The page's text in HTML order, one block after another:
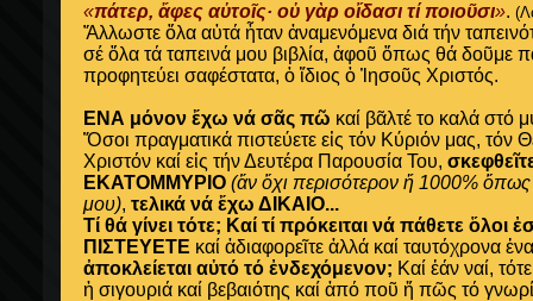
«πάτερ, ἄφες αὐτοῖς· οὐ γὰρ οἴδασι τί ποιοῦσι».
Ἄλλωστε ὅλα αὐτά ἦταν ἀναμενόμενα διά τήν
σέ ὅλα τά ταπεινά μου βιβλία, ἀφοῦ ὅπως θά δοῦμε
προφητεύει σαφέστατα, ὁ ἴδιος ὁ Ἰησοῦς Χριστός.
ΕΝΑ μόνον ἔχω νά σᾶς πῶ καί βᾶλτέ το καλά στό
Ὅσοι πραγματικά πιστεύετε εἰς τόν Κύριόν μας,
Χριστόν καί εἰς τήν Δευτέρα Παρουσία Του, σ
ΕΚΑΤΟΜΜΥΡΙΟ (ἄν ὄχι περισότερον ἤ 1000% ὅπως
μου), τελικά νά ἔχω ΔΙΚΑΙΟ...
Τί θά γίνει τότε; Καί τί πρόκειται νά πάθετε ὅλοι
ΠΙΣΤΕΥΕΤΕ καί ἀδιαφορεῖτε ἀλλά καί ταυτόχρονα
ἀποκλείεται αὐτό τό ἐνδεχόμενον; Καί ἐάν ναί,
ἡ σιγουριά καί βεβαιότης καί ἀπό ποῦ ἤ πῶς τό